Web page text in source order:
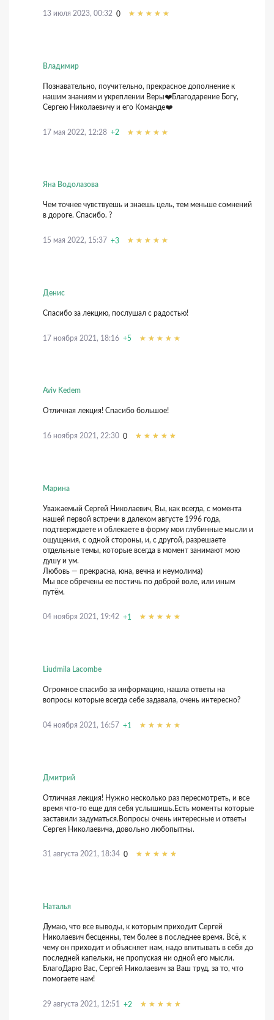
13 июля 2023, 00:32 0
Владимир
Познавательно, поучительно, прекрасное дополнение к
нашим знаниям и укреплении Веры❤️Благодарение Богу,
Сергею Николаевичу и его Команде❤️
17 мая 2022, 12:28 +2
Яна Водолазова
Чем точнее чувствуешь и знаешь цель, тем меньше сомнений
в дороге. Спасибо. ?
15 мая 2022, 15:37 +3
Денис
Спасибо за лекцию, послушал с радостью!
17 ноября 2021, 18:16 +5
Aviv Kedem
Отличная лекция! Спасибо большое!
16 ноября 2021, 22:30 0
Марина
Уважаемый Сергей Николаевич, Вы, как всегда, с момента
нашей первой встречи в далеком августе 1996 года,
подтверждаете и облекаете в форму мои глубинные мысли и
ощущения, с одной стороны, и, с другой, разрешаете
отдельные темы, которые всегда в момент занимают мою
душу и ум.
Любовь — прекрасна, юна, вечна и неумолима)
Мы все обречены ее постичь по доброй воле, или иным
путём.
04 ноября 2021, 19:42 +1
Liudmila Lacombe
Огромное спасибо за информацию, нашла ответы на
вопросы которые всегда себе задавала, очень интересно?
04 ноября 2021, 16:57 +1
Дмитрий
Отличная лекция! Нужно несколько раз пересмотреть, и все
время что-то еще для себя услышишь.Есть моменты которые
заставили задуматься.Вопросы очень интересные и ответы
Сергея Николаевича, довольно любопытны.
31 августа 2021, 18:34 0
Наталья
Думаю, что все выводы, к которым приходит Сергей
Николаевич бесценны, тем более в последнее время. Всё, к
чему он приходит и объясняет нам, надо впитывать в себя до
последней капельки, не пропуская ни одной его мысли.
БлагоДарю Вас, Сергей Николаевич за Ваш труд, за то, что
помогаете нам!
29 августа 2021, 12:51 +2